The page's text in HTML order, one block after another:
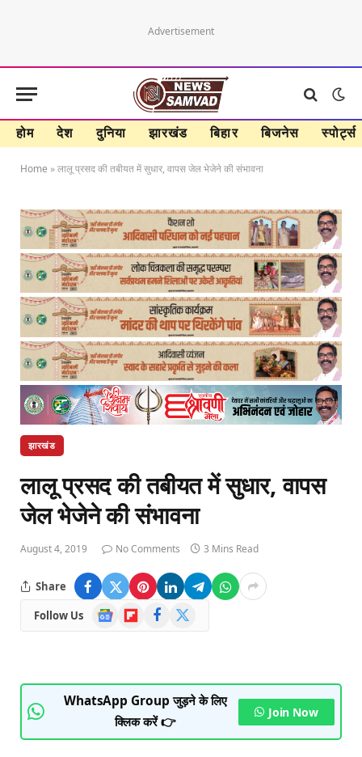
Advertisement
होम देश दुनिया झारखंड बिहार बिजनेस स्पोर्ट्स
Home »लालू प्रसद की तबीयत में सुधार, वापस जेल भेजेने की संभावना
झारखंड
लालू प्रसद की तबीयत में सुधार, वापस
जेल भेजेने की संभावना
August 4, 2019 No Comments 3 Mins Read
Share
Follow Us
Google
News
FlipboardFacebook
WhatsApp Group जुड़ने के लिए
क्लिक करें 👉
Join Now